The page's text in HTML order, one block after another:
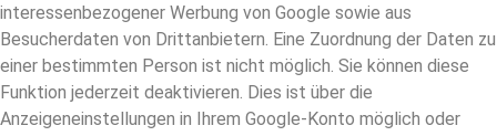
interessenbezogener Werbung von Google sowie aus
Besucherdaten von Drittanbietern. Eine Zuordnung der Daten zu
einer bestimmten Person ist nicht möglich. Sie können diese
Funktion jederzeit deaktivieren. Dies ist über die
Anzeigeneinstellungen in Ihrem Google-Konto möglich oder